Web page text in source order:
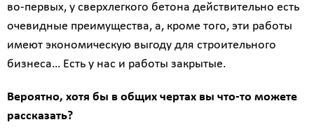
во-первых, у сверхлегкого бетона действительно есть
очевидные преимущества, а, кроме того, эти работы
имеют экономическую выгоду для строительного
бизнеса… Есть у нас и работы закрытые.
Вероятно, хотя бы в общих чертах вы что-то можете
рассказать?